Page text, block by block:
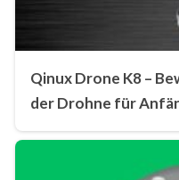
Qinux Drone K8 –
der Drohne für